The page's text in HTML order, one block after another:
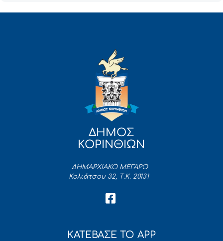
ΔΗΜΟΣ
ΚΟΡΙΝΘΙΩΝ
ΔΗΜΑΡΧΙΑΚΟ ΜΕΓΑΡΟ
Κολιάτσου 32, Τ.Κ. 20131
ΚΑΤΕΒΑΣΕ ΤΟ APP